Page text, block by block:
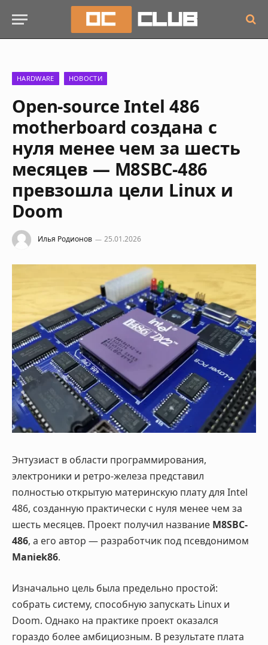
HARDWARE НОВОСТИ
Open-source Intel 486
motherboard создана с
нуля менее чем за шесть
месяцев — M8SBC-486
превзошла цели Linux и
Doom
Илья Родионов 25.01.2026
Энтузиаст в области программирования,
электроники и ретро-железа представил
полностью открытую материнскую плату для Intel
486, созданную практически с нуля менее чем за
шесть месяцев. Проект получил название M8SBC-
486, а его автор — разработчик под псевдонимом
Maniek86.
Изначально цель была предельно простой:
собрать систему, способную запускать Linux и
Doom. Однако на практике проект оказался
гораздо более амбициозным. В результате плата